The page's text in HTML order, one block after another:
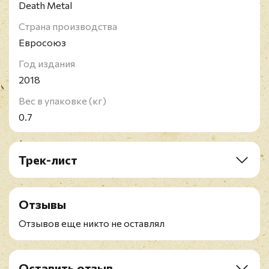
Death Metal
Страна производства
Евросоюз
Год издания
2018
Вес в упаковке (кг)
0.7
Трек-лист
LP1: Arise (2018 Remastered)
A2. Dead Embryonic Cells
A3. Desperate Cry
A4. Murder
A5. Subtraction
B1. Altered State
Отзывы
Отзывов еще никто не оставлял